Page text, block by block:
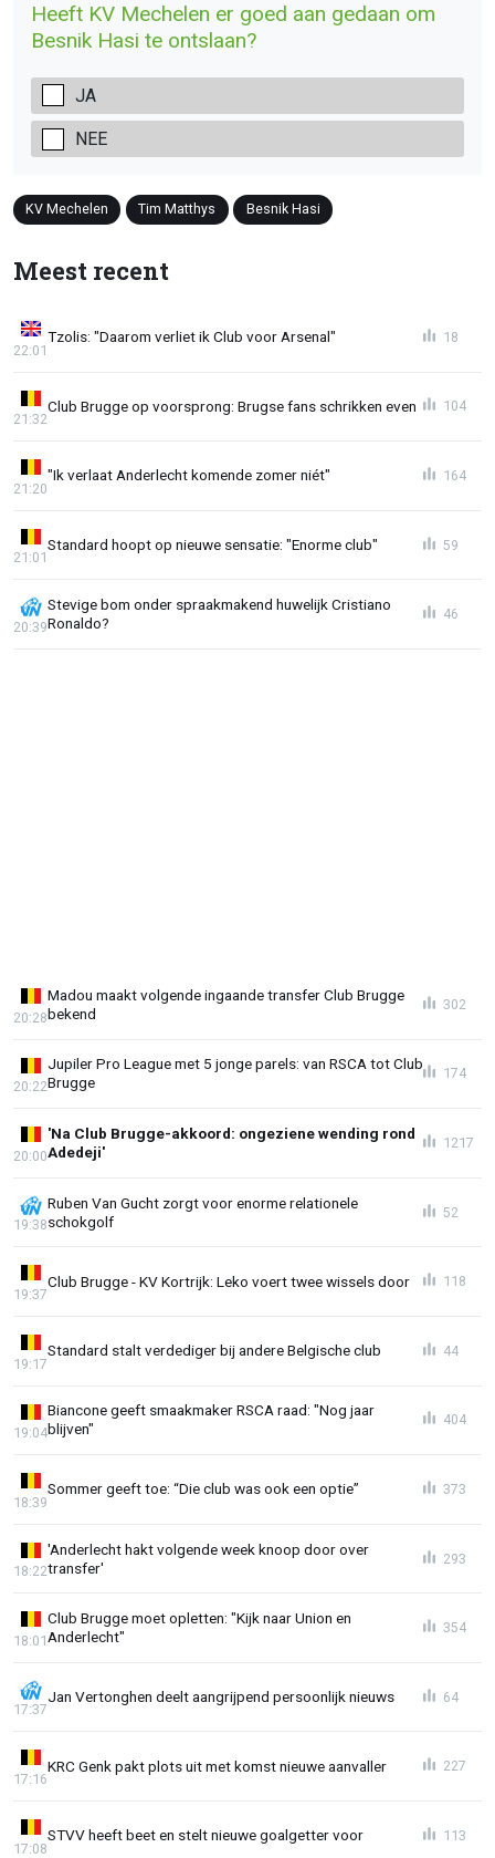
Heeft KV Mechelen er goed aan gedaan om
Besnik Hasi te ontslaan?
JA
NEE
KV Mechelen Tim Matthys Besnik Hasi
Meest recent
Tzolis: "Daarom verliet ik Club voor Arsenal"
22:01
18
Club Brugge op voorsprong: Brugse fans schrikken even
21:32
104
"Ik verlaat Anderlecht komende zomer niét"
21:20
164
Standard hoopt op nieuwe sensatie: "Enorme club"
21:01
59
Stevige bom onder spraakmakend huwelijk Cristiano
Ronaldo?
20:39
46
Madou maakt volgende ingaande transfer Club Brugge
bekend
20:28
302
Jupiler Pro League met 5 jonge parels: van RSCA tot Club
Brugge
20:22
174
'Na Club Brugge-akkoord: ongeziene wending rond
Adedeji'
20:00
1217
Ruben Van Gucht zorgt voor enorme relationele
schokgolf
19:38
52
Club Brugge - KV Kortrijk: Leko voert twee wissels door
19:37
118
Standard stalt verdediger bij andere Belgische club
19:17
44
Biancone geeft smaakmaker RSCA raad: "Nog jaar
blijven"
19:04
404
Sommer geeft toe: “Die club was ook een optie”
18:39
373
'Anderlecht hakt volgende week knoop door over
transfer'
18:22
293
Club Brugge moet opletten: "Kijk naar Union en
Anderlecht"
18:01
354
Jan Vertonghen deelt aangrijpend persoonlijk nieuws
17:37
64
KRC Genk pakt plots uit met komst nieuwe aanvaller
17:16
227
STVV heeft beet en stelt nieuwe goalgetter voor
17:08
113